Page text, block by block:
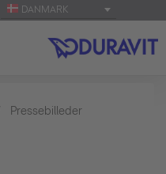
DANMARK
Pressebilleder